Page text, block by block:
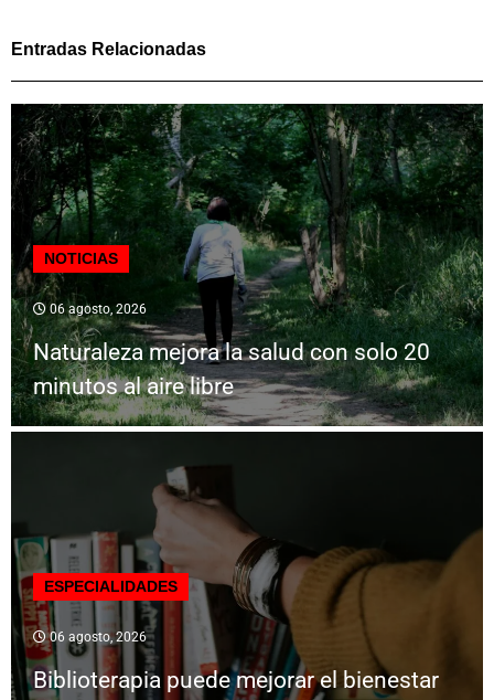
Entradas Relacionadas
NOTICIAS
06 agosto, 2026
Naturaleza mejora la salud con solo 20
minutos al aire libre
ESPECIALIDADES
06 agosto, 2026
Biblioterapia puede mejorar el bienestar